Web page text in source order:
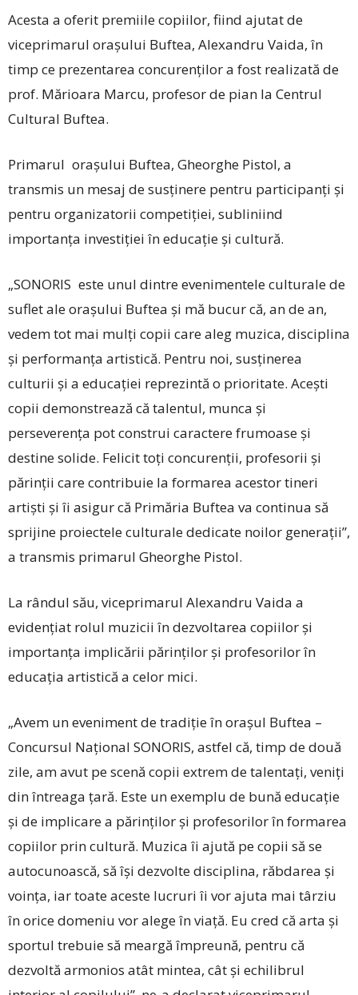
Acesta a oferit premiile copiilor, fiind ajutat de
viceprimarul orașului Buftea, Alexandru Vaida, în
timp ce prezentarea concurenților a fost realizată de
prof. Mărioara Marcu, profesor de pian la Centrul
Cultural Buftea.
Primarul orașului ­Buftea, Gheorghe ­Pistol, a
transmis un mesaj de susținere pentru parti­ci­panți și
pentru organizatorii competiției, subliniind
importanța investiției în educație și cultură.
„SONORIS este unul dintre evenimentele culturale de
suflet ale orașului Buftea și mă bucur că, an de an,
vedem tot mai mulți copii care aleg muzica, disciplina
și performanța artistică. Pentru noi, susținerea
culturii și a educației reprezintă o prioritate. Acești
copii demonstrează că talentul, munca și
perseverența pot construi caractere frumoase și
destine solide. Felicit toți concurenții, profesorii și
părinții care contribuie la formarea acestor tineri
artiști și îi asigur că Primăria Buftea va continua să
sprijine proiectele culturale dedicate noilor generații”,
a transmis primarul Gheorghe Pistol.
La rândul său, viceprimarul Alexandru ­Vaida a
evidențiat rolul muzicii în dezvoltarea copiilor și
importanța implicării părinților și profesorilor în
educația artistică a celor mici.
„Avem un eveniment de tradiție în orașul ­Buftea –
Concursul Național SONORIS, astfel că, timp de două
zile, am avut pe scenă copii extrem de talentați, veniți
din întreaga țară. Este un exemplu de bună educație
și de implicare a părinților și profesorilor în formarea
copiilor prin cultură. Muzica îi ajută pe copii să se
autocunoască, să își dezvolte disciplina, răbdarea și
voința, iar toate aceste lucruri îi vor ajuta mai târziu
în orice domeniu vor alege în viață. Eu cred că arta și
sportul trebuie să meargă împreună, pentru că
dezvoltă armonios atât mintea, cât și echilibrul